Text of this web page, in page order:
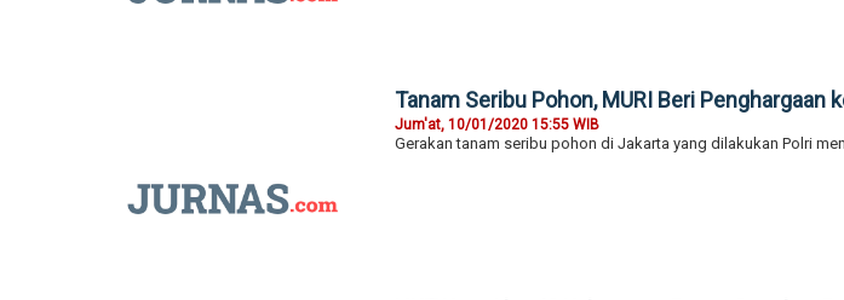
Tanam Seribu Pohon, MURI Beri Penghargaan
Jum'at, 10/01/2020 15:55 WIB
Gerakan tanam seribu pohon di Jakarta yang dilakukan Polri